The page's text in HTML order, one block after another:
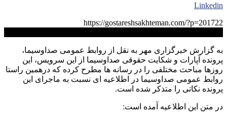
Linkedin
https://gostareshsakhteman.com/?p=201722
به گزارش خبرگزاری مهر به نقل از روابط عمومی صداوسیما،
پرونده آپارات و شکایت حقوقی صداوسیما از این سرویس، این
روزها مباحث مختلفی را در رسانه ها مطرح کرده که درهمین راستا
روابط عمومی صداوسیما در اطلاعیه ای نسبت به ماجرای این
پرونده نکاتی را متذکر شده است.
در متن این اطلاعیه آمده است: